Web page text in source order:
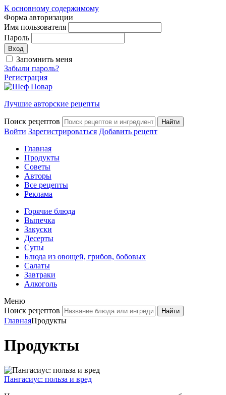
К основному содержимому
Форма авторизации
Имя пользователя
Пароль
Запомнить меня
Забыли пароль?
Регистрация
Лучшие авторские рецепты
Поиск рецептов
Войти Зарегистрироваться Добавить рецепт
Главная
Продукты
Советы
Авторы
Все рецепты
Реклама
Горячие блюда
Выпечка
Закуски
Десерты
Супы
Блюда из овощей, грибов, бобовых
Салаты
Завтраки
Алкоголь
Меню
Поиск рецептов
ГлавнаяПродукты
Продукты
Пангасиус: польза и вред